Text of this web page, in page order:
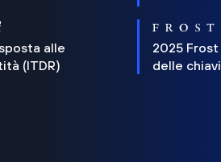
alle
(ITDR)
2025 Frost
delle